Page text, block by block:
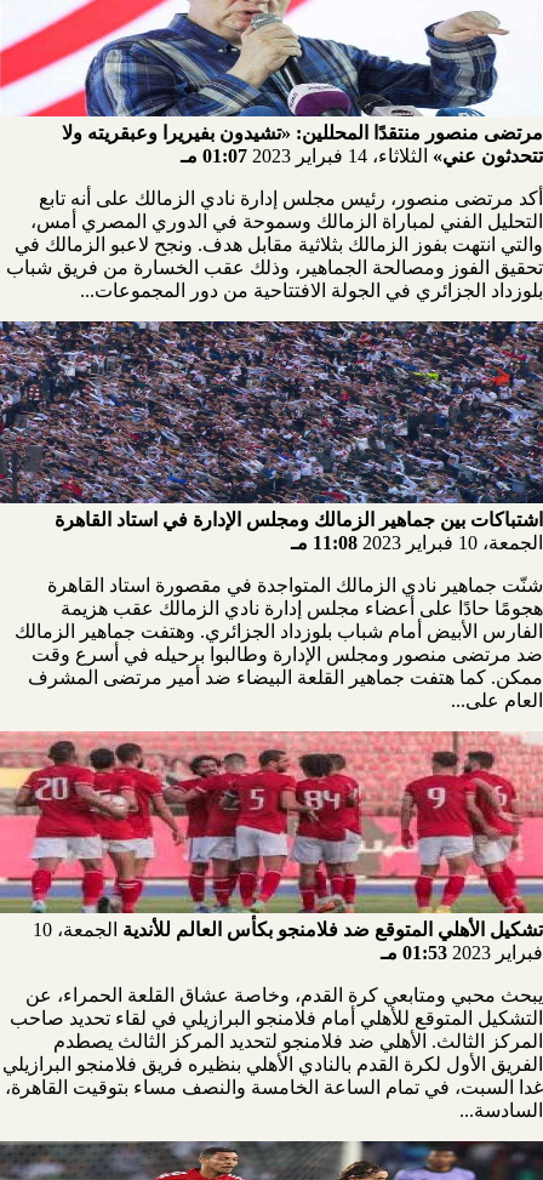
مرتضى منصور منتقدًا المحللين: «تشيدون بفيريرا وعبقريته ولا
تتحدثون عني» الثلاثاء، 14 فبراير 2023 01:07 مـ
أكد مرتضى منصور، رئيس مجلس إدارة نادي الزمالك على أنه تابع
التحليل الفني لمباراة الزمالك وسموحة في الدوري المصري أمس،
والتي انتهت بفوز الزمالك بثلاثية مقابل هدف. ونجح لاعبو الزمالك في
تحقيق الفوز ومصالحة الجماهير، وذلك عقب الخسارة من فريق شباب
بلوزداد الجزائري في الجولة الافتتاحية من دور المجموعات...
اشتباكات بين جماهير الزمالك ومجلس الإدارة في استاد القاهرة
الجمعة، 10 فبراير 2023
11:08 مـ
شنّت جماهير نادي الزمالك المتواجدة في مقصورة استاد القاهرة
هجومًا حادًا على أعضاء مجلس إدارة نادي الزمالك عقب هزيمة
الفارس الأبيض أمام شباب بلوزداد الجزائري. وهتفت جماهير الزمالك
ضد مرتضى منصور ومجلس الإدارة وطالبوا برحيله في أسرع وقت
ممكن. كما هتفت جماهير القلعة البيضاء ضد أمير مرتضى المشرف
العام على...
تشكيل الأهلي المتوقع ضد فلامنجو بكأس العالم للأندية
الجمعة، 10
فبراير 2023
01:53 مـ
يبحث محبي ومتابعي كرة القدم، وخاصة عشاق القلعة الحمراء، عن
التشكيل المتوقع للأهلي أمام فلامنجو البرازيلي في لقاء تحديد صاحب
المركز الثالث. الأهلي ضد فلامنجو لتحديد المركز الثالث يصطدم
الفريق الأول لكرة القدم بالنادي الأهلي بنظيره فريق فلامنجو البرازيلي
غدا السبت، في تمام الساعة الخامسة والنصف مساء بتوقيت القاهرة،
السادسة...